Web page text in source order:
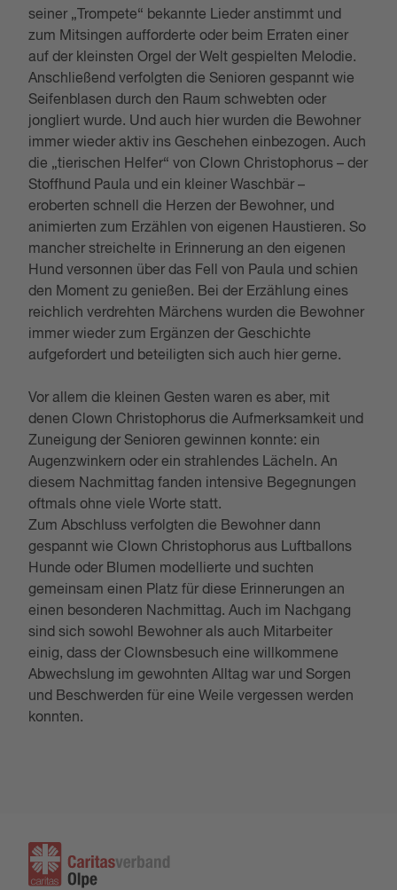
seiner „Trompete“ bekannte Lieder anstimmt und
zum Mitsingen aufforderte oder beim Erraten einer
auf der kleinsten Orgel der Welt gespielten Melodie.
Anschließend verfolgten die Senioren gespannt wie
Seifenblasen durch den Raum schwebten oder
jongliert wurde. Und auch hier wurden die Bewohner
immer wieder aktiv ins Geschehen einbezogen. Auch
die „tierischen Helfer“ von Clown Christophorus – der
Stoffhund Paula und ein kleiner Waschbär –
eroberten schnell die Herzen der Bewohner, und
animierten zum Erzählen von eigenen Haustieren. So
mancher streichelte in Erinnerung an den eigenen
Hund versonnen über das Fell von Paula und schien
den Moment zu genießen. Bei der Erzählung eines
reichlich verdrehten Märchens wurden die Bewohner
immer wieder zum Ergänzen der Geschichte
aufgefordert und beteiligten sich auch hier gerne.
Vor allem die kleinen Gesten waren es aber, mit
denen Clown Christophorus die Aufmerksamkeit und
Zuneigung der Senioren gewinnen konnte: ein
Augenzwinkern oder ein strahlendes Lächeln. An
diesem Nachmittag fanden intensive Begegnungen
oftmals ohne viele Worte statt.
Zum Abschluss verfolgten die Bewohner dann
gespannt wie Clown Christophorus aus Luftballons
Hunde oder Blumen modellierte und suchten
gemeinsam einen Platz für diese Erinnerungen an
einen besonderen Nachmittag. Auch im Nachgang
sind sich sowohl Bewohner als auch Mitarbeiter
einig, dass der Clownsbesuch eine willkommene
Abwechslung im gewohnten Alltag war und Sorgen
und Beschwerden für eine Weile vergessen werden
konnten.